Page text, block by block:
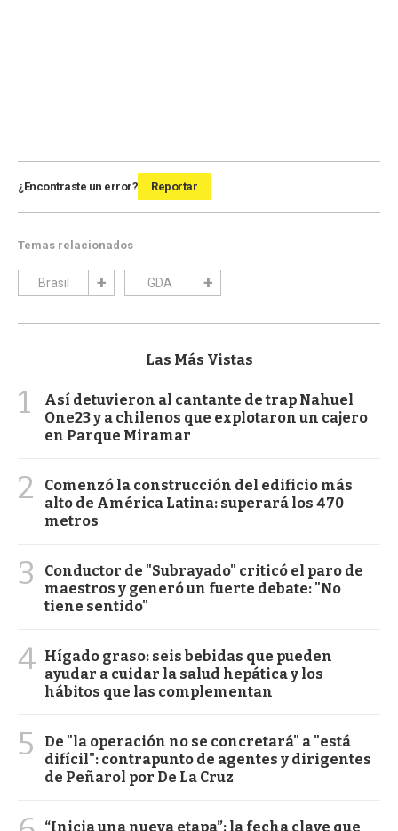
¿Encontraste un error? Reportar
Temas relacionados
Brasil GDA
Las Más Vistas
1
Así detuvieron al cantante de trap Nahuel
One23 y a chilenos que explotaron un cajero
en Parque Miramar
2
Comenzó la construcción del edificio más
alto de América Latina: superará los 470
metros
3
Conductor de "Subrayado" criticó el paro de
maestros y generó un fuerte debate: "No
tiene sentido"
4 Hígado graso: seis bebidas que pueden
ayudar a cuidar la salud hepática y los
hábitos que las complementan
5
De "la operación no se concretará" a "está
difícil": contrapunto de agentes y dirigentes
de Peñarol por De La Cruz
“Inicia una nueva etapa”: la fecha clave que